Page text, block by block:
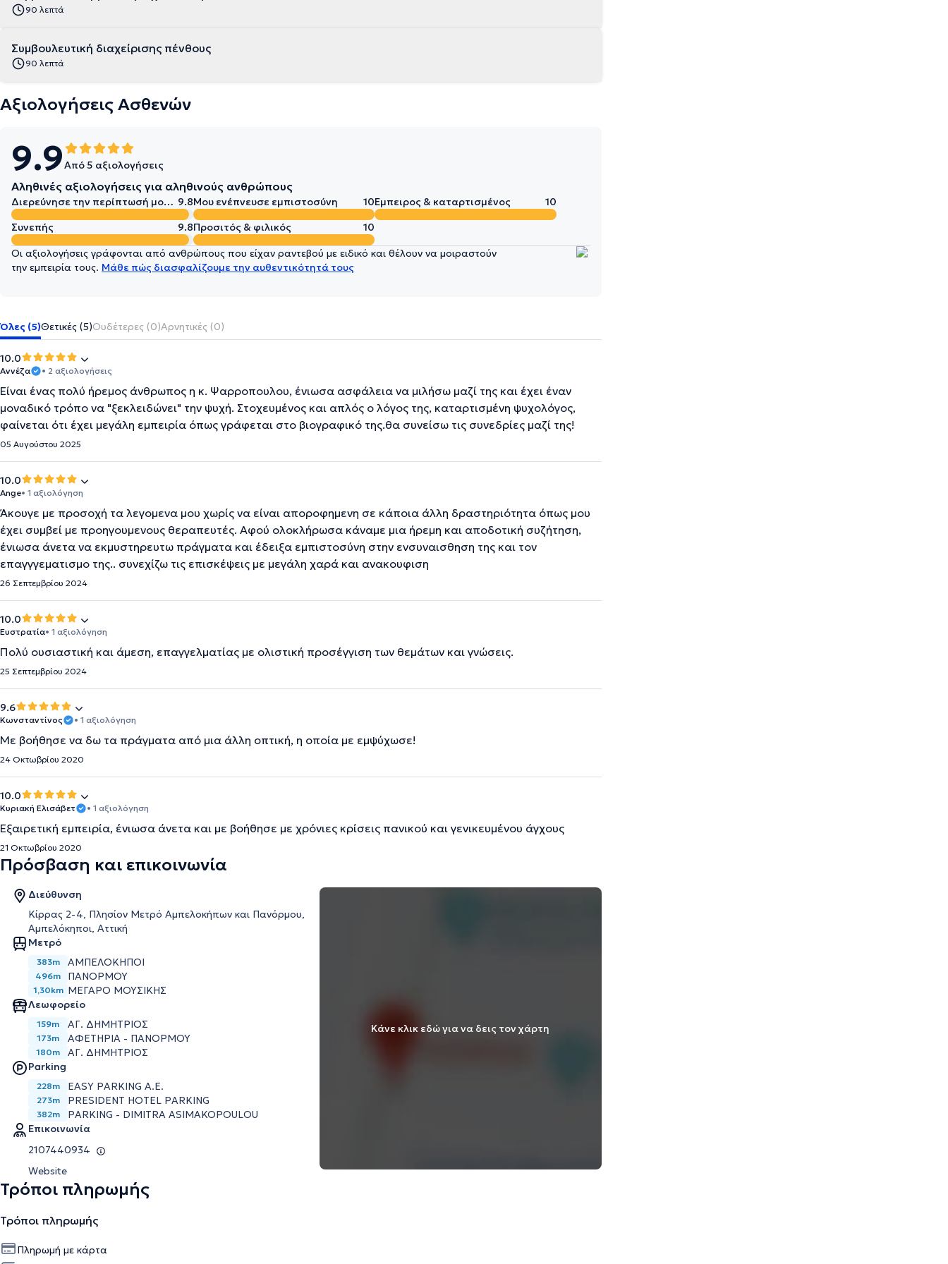
90 λεπτά
Συμβουλευτική διαχείρισης πένθους
90 λεπτά
Αξιολογήσεις Ασθενών
9.9Από 5 αξιολογήσεις
Αληθινές αξιολογήσεις για αληθινούς ανθρώπους
Διερεύνησε την περίπτωσή μου σε βάθος 9.8Μου ενέπνευσε εμπιστοσύνη 10Έμπειρος & καταρτισμένος
10
Συνεπής
9.8Προσιτός & φιλικός 10
Οι αξιολογήσεις γράφονται από ανθρώπους που είχαν ραντεβού με ειδικό και θέλουν να μοιραστούν
την εμπειρία τους. Μάθε πώς διασφαλίζουμε την αυθεντικότητά τους
Όλες (5)Θετικές (5)Ουδέτερες (0)Αρνητικές (0)
10.0
Αννέζα • 2 αξιολογήσεις
Είναι ένας πολύ ήρεμος άνθρωπος η κ. Ψαρροπουλου, ένιωσα ασφάλεια να μιλήσω μαζί της και έχει έναν
μοναδικό τρόπο να "ξεκλειδώνει" την ψυχή. Στοχευμένος και απλός ο λόγος της, καταρτισμένη ψυχολόγος,
φαίνεται ότι έχει μεγάλη εμπειρία όπως γράφεται στο βιογραφικό της.θα συνείσω τις συνεδρίες μαζί της!
05 Αυγούστου 2025
10.0
Ange• 1 αξιολόγηση
Άκουγε με προσοχή τα λεγομενα μου χωρίς να είναι αποροφημενη σε κάποια άλλη δραστηριότητα όπως μου
έχει συμβεί με προηγουμενους θεραπευτές. Αφού ολοκλήρωσα κάναμε μια ήρεμη και αποδοτική συζήτηση,
ένιωσα άνετα να εκμυστηρευτω πράγματα και έδειξα εμπιστοσύνη στην ενσυναισθηση της και τον
επαγγγεματισμο της.. συνεχίζω τις επισκέψεις με μεγάλη χαρά και ανακουφιση
26 Σεπτεμβρίου 2024
10.0
Ευστρατία• 1 αξιολόγηση
Πολύ ουσιαστική και άμεση, επαγγελματίας με ολιστική προσέγγιση των θεμάτων και γνώσεις.
25 Σεπτεμβρίου 2024
9.6
Κωνσταντίνος • 1 αξιολόγηση
Με βοήθησε να δω τα πράγματα από μια άλλη οπτική, η οποία με εμψύχωσε!
24 Οκτωβρίου 2020
10.0
Κυριακή Ελισάβετ • 1 αξιολόγηση
Εξαιρετική εμπειρία, ένιωσα άνετα και με βοήθησε με χρόνιες κρίσεις πανικού και γενικευμένου άγχους
21 Οκτωβρίου 2020
Πρόσβαση και επικοινωνία
Διεύθυνση
Κίρρας 2-4, Πλησίον Μετρό Αμπελοκήπων και Πανόρμου,
Αμπελόκηποι, Αττική
Μετρό
383m ΑΜΠΕΛΟΚΗΠΟΙ
496m ΠΑΝΟΡΜΟΥ
1,30km ΜΕΓΑΡΟ ΜΟΥΣΙΚΗΣ
Λεωφορείο
159m ΑΓ. ΔΗΜΗΤΡΙΟΣ
173m ΑΦΕΤΗΡΙΑ - ΠΑΝΟΡΜΟΥ
180m
ΑΓ. ΔΗΜΗΤΡΙΟΣ
Parking
228m EASY PARKING Α.Ε.
273m PRESIDENT HOTEL PARKING
382m
PARKING - DIMITRA ASIMAKOPOULOU
Επικοινωνία
2107440934
Website
Κάνε κλικ εδώ για να δεις τον χάρτη
Τρόποι πληρωμής
Τρόποι πληρωμής
Πληρωμή με κάρτα